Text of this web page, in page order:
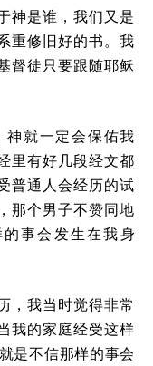
神是谁，我们又是
重修旧好的书。我
督徒只要跟随耶稣
就一定会保佑我
里有好几段经文都
普通人会经历的试
那个男子不赞同地
事会发生在我身
，我当时觉得非常
我的家庭经受这样
是不信那样的事会